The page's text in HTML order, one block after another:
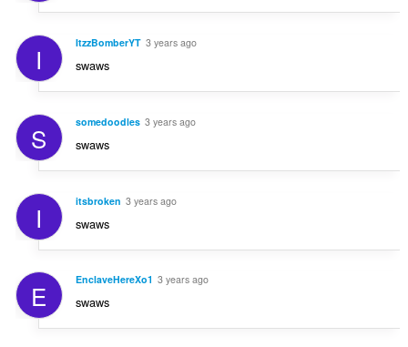
I ItzzBomberYT 3 years ago
swaws
S somedoodles 3 years ago
swaws
I itsbroken 3 years ago
swaws
E EnclaveHereXo1 3 years ago
swaws